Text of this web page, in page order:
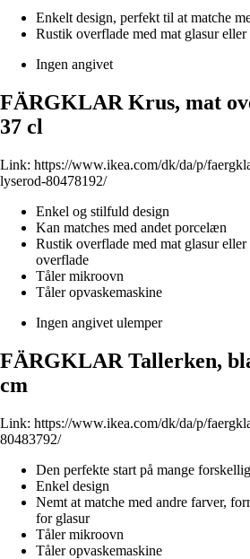
Enkelt design, perfekt til at matche
Rustik overflade med mat glasur
Ingen angivet
FÄRGKLAR Krus, mat
37 cl
Link: https://www.ikea.com/dk/da/p/
lyserod-80478192/
Enkel og stilfuld design
Kan matches med andet porcelæn
Rustik overflade med mat glasur
overflade
Tåler mikroovn
Tåler opvaskemaskine
Ingen angivet ulemper
FÄRGKLAR Tallerken,
cm
Link: https://www.ikea.com/dk/da/p/
80483792/
Den perfekte start på mange
Enkel design
Nemt at matche med andre farver,
for glasur
Tåler mikroovn
Tåler opvaskemaskine